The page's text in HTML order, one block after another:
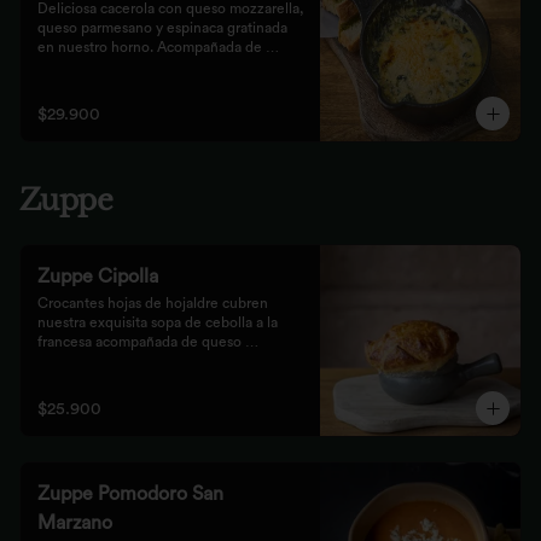
Deliciosa cacerola con queso mozzarella,
queso parmesano y espinaca gratinada
en nuestro horno. Acompañada de
$29.900
Zuppe
Zuppe Cipolla
Crocantes hojas de hojaldre cubren
nuestra exquisita sopa de cebolla a la
francesa acompañada de queso
$25.900
Zuppe Pomodoro San
Marzano